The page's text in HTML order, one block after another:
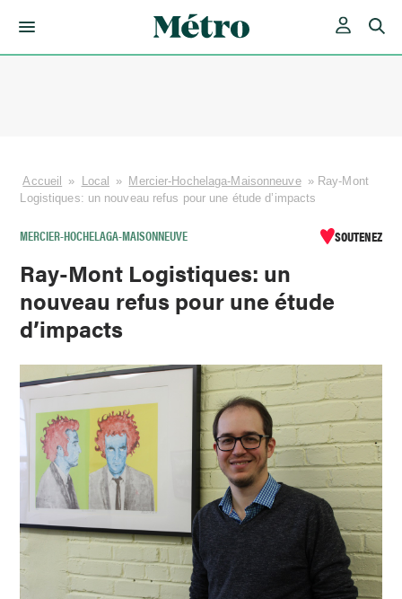
Accueil » Local » Mercier-Hochelaga-Maisonneuve » Ray-Mont
Logistiques: un nouveau refus pour une étude d’impacts
MERCIER-HOCHELAGA-MAISONNEUVE SOUTENEZ
Ray-Mont Logistiques: un
nouveau refus pour une étude
d’impacts